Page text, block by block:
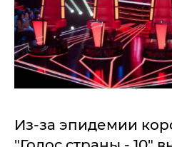
Из-за эпидемии